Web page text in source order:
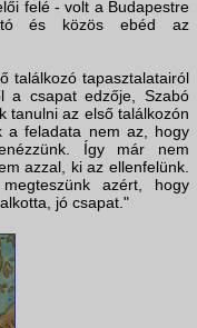
felé - volt a Budapestre
és közös ebéd az
találkozó tapasztalatairól
a csapat edzője, Szabó
tanulni az első találkozón
a feladata nem az, hogy
Így már nem
azzal, ki az ellenfelünk.
azért, hogy
jó csapat."